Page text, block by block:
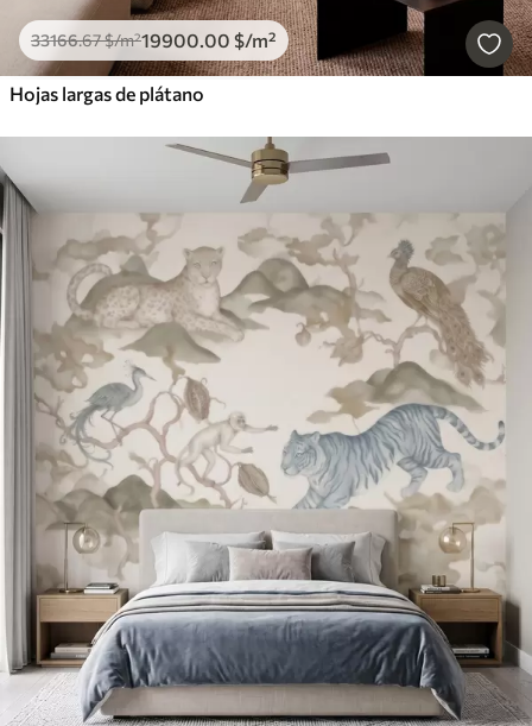
33166.67$/m²19900.00 $/m²
Hojas largas de plátano